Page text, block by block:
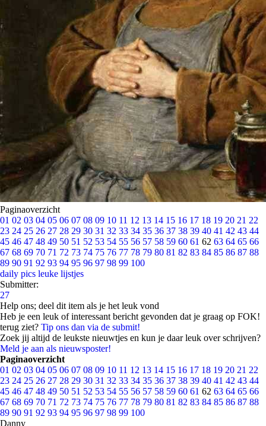
Paginaoverzicht
01 02 03 04 05 06 07 08 09 10 11 12 13 14 15 16 17 18 19 20 21 22
23 24 25 26 27 28 29 30 31 32 33 34 35 36 37 38 39 40 41 42 43 44
45 46 47 48 49 50 51 52 53 54 55 56 57 58 59 60 61 62 63 64 65 66
67 68 69 70 71 72 73 74 75 76 77 78 79 80 81 82 83 84 85 86 87 88
89 90 91 92 93 94 95 96 97 98 99 100
daily pics leuke lijstjes
Submitter:
27
Help ons; deel dit item als je het leuk vond
Heb je een leuk of interessant bericht gevonden dat je graag op FOK!
terug ziet? Tip ons dan via de submit!
Zoek jij altijd de leukste nieuwtjes en kun je daar leuk over schrijven?
Meld je aan als nieuwsposter!
Paginaoverzicht
01 02 03 04 05 06 07 08 09 10 11 12 13 14 15 16 17 18 19 20 21 22
23 24 25 26 27 28 29 30 31 32 33 34 35 36 37 38 39 40 41 42 43 44
45 46 47 48 49 50 51 52 53 54 55 56 57 58 59 60 61 62 63 64 65 66
67 68 69 70 71 72 73 74 75 76 77 78 79 80 81 82 83 84 85 86 87 88
89 90 91 92 93 94 95 96 97 98 99 100
Danny